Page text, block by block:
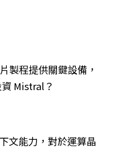
製程提供關鍵設備，
Mistral？
文能力，對於運算晶